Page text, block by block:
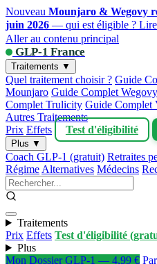
Nouveau Mounjaro & Wegovy
juin 2026 — qui est éligible ?
Aller au contenu principal
GLP-1 France
Traitements ▼
Quel traitement choisir ? Guide
Mounjaro Guide Complet Wegovy
Complet Trulicity Guide Complet
Autres Traitements
Prix Effets Test d'éligibilité
Plus ▼
Coach GLP-1 (gratuit) Retraites
Régime Alternatives Médecins
Traitements
Prix Effets Test d'éligibilité
Plus
Mon Dossier GLP-1 — 4,99 €